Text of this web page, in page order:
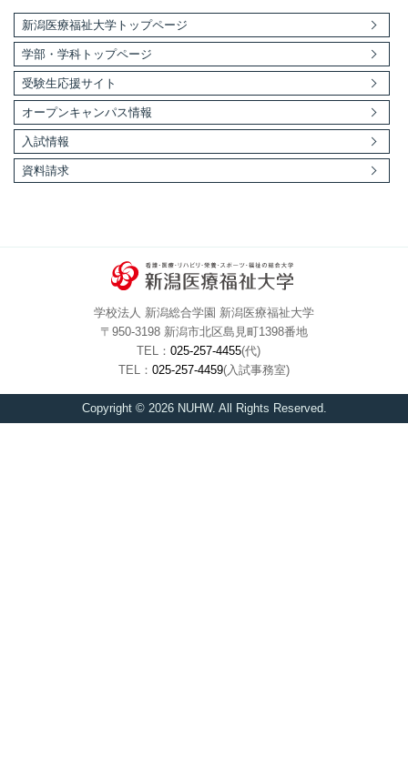
新潟医療福祉大学トップページ
学部・学科トップページ
受験生応援サイト
オープンキャンパス情報
入試情報
資料請求
学校法人 新潟総合学園 新潟医療福祉大学
〒950-3198 新潟市北区島見町1398番地
TEL： 025-257-4455(代)
TEL： 025-257-4459(入試事務室)
Copyright © 2026 NUHW. All Rights Reserved.